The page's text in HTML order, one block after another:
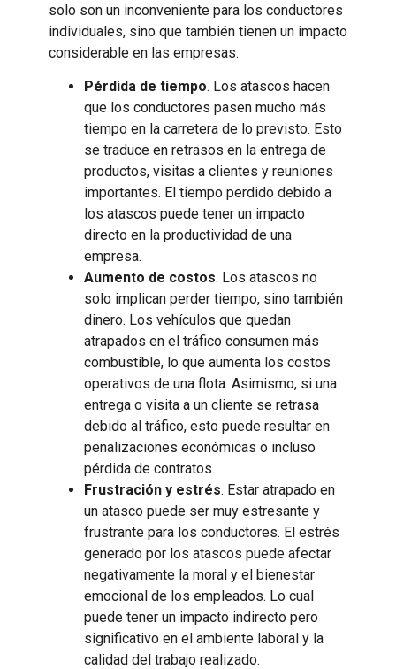
solo son un inconveniente para los conductores
individuales, sino que también tienen un impacto
considerable en las empresas.
Pérdida de tiempo. Los atascos hacen
que los conductores pasen mucho más
tiempo en la carretera de lo previsto. Esto
se traduce en retrasos en la entrega de
productos, visitas a clientes y reuniones
importantes. El tiempo perdido debido a
los atascos puede tener un impacto
directo en la productividad de una
empresa.
Aumento de costos. Los atascos no
solo implican perder tiempo, sino también
dinero. Los vehículos que quedan
atrapados en el tráfico consumen más
combustible, lo que aumenta los costos
operativos de una flota. Asimismo, si una
entrega o visita a un cliente se retrasa
debido al tráfico, esto puede resultar en
penalizaciones económicas o incluso
pérdida de contratos.
Frustración y estrés. Estar atrapado en
un atasco puede ser muy estresante y
frustrante para los conductores. El estrés
generado por los atascos puede afectar
negativamente la moral y el bienestar
emocional de los empleados. Lo cual
puede tener un impacto indirecto pero
significativo en el ambiente laboral y la
calidad del trabajo realizado.